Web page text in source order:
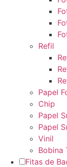
Refil
Papel
Chip
Papel
Papel
Vinil
Bobina
Fitas de